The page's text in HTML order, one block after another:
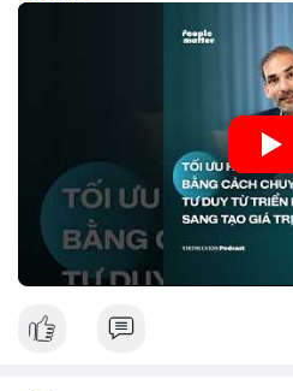
vực tài chính và crypto. Bài đăng
trong việc giảm thiểu sai lầm,
định dựa trên dữ liệu. Điều này
kỳ phát triển nhanh chóng của
và tốc độ là yếu tố quyết định.
🎥 Xem video trực tiếp tại:
Nguồn: VIETSUCCESS